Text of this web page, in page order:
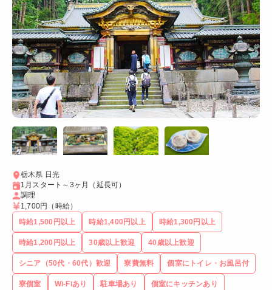
栃木県 日光
1月スタート～3ヶ月（延長可）
調理
1,700円 （時給）
時給1,500円以上
時給1,400円以上 時給1,300円以上
時給1,200円以上 30歳以上歓迎 40歳以上歓迎
シニア（50代・60代）歓迎 寮費無料 個室にトイレ・お風呂付
寮個室 Wi-Fiあり 駐車場あり 個室にキッチンあり